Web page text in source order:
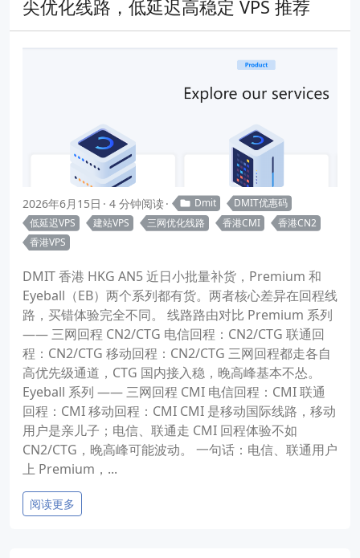
尖优化线路，低延迟高稳定 VPS 推荐
2026年6月15日 4 分钟阅读 Dmit
DMIT优惠码
低延迟VPS
建站VPS 三网优化线路 香港CMI
香港CN2
香港VPS
DMIT 香港 HKG AN5 近日小批量补货，Premium 和
Eyeball（EB）两个系列都有货。两者核心差异在回程线
路，买错体验完全不同。 线路路由对比 Premium 系列
—— 三网回程 CN2/CTG 电信回程：CN2/CTG 联通回
程：CN2/CTG 移动回程：CN2/CTG 三网回程都走各自
高优先级通道，CTG 国内接入稳，晚高峰基本不怂。
Eyeball 系列 —— 三网回程 CMI 电信回程：CMI 联通
回程：CMI 移动回程：CMI CMI 是移动国际线路，移动
用户是亲儿子；电信、联通走 CMI 回程体验不如
CN2/CTG，晚高峰可能波动。 一句话：电信、联通用户
上 Premium，...
阅读更多